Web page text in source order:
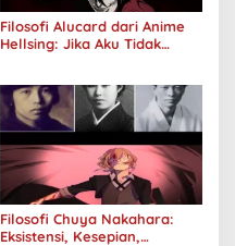
Filosofi Alucard dari Anime
Hellsing: Jika Aku Tidak
Filosofi Chuya Nakahara:
Eksistensi, Kesepian,